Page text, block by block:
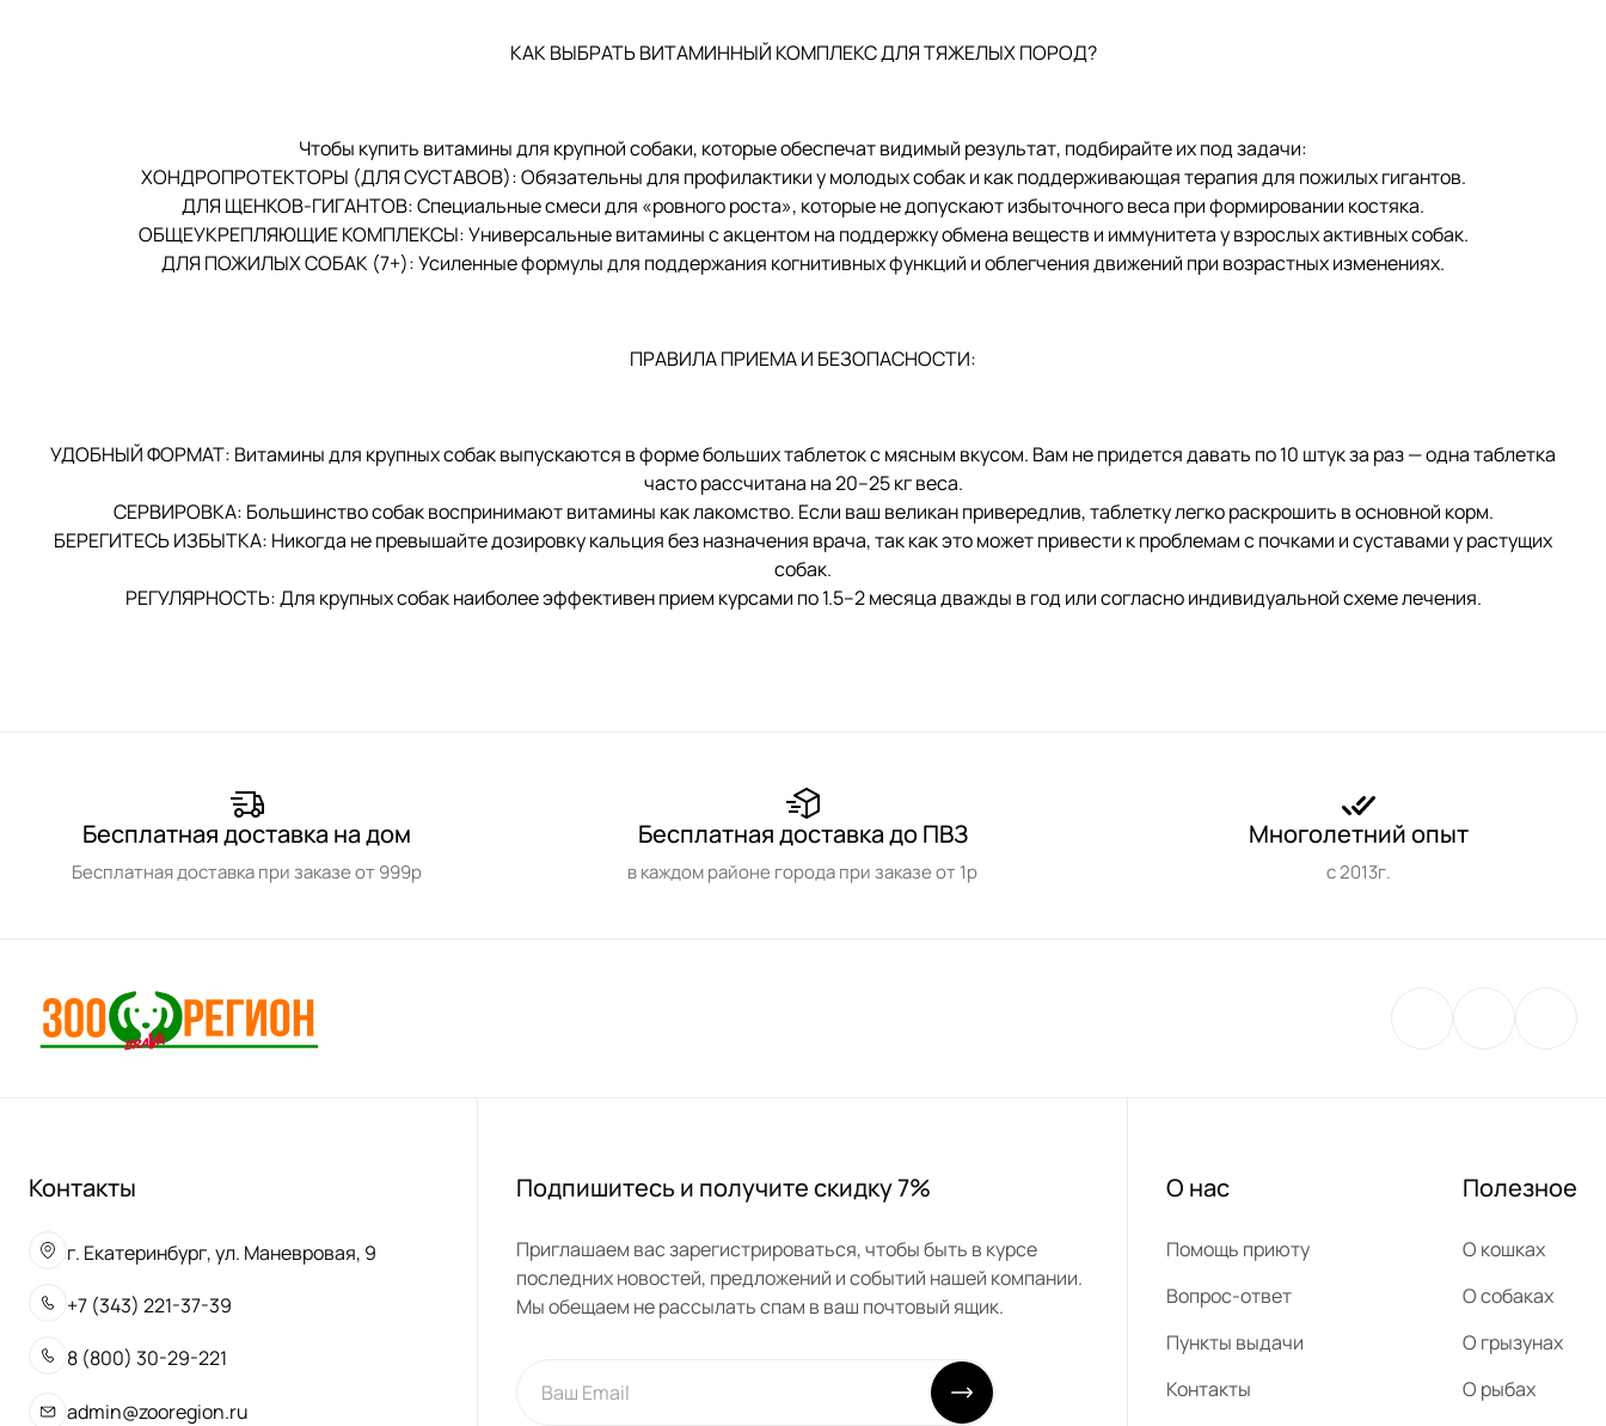
КАК ВЫБРАТЬ ВИТАМИННЫЙ КОМПЛЕКС ДЛЯ ТЯЖЕЛЫХ ПОРОД?
Чтобы купить витамины для крупной собаки, которые обеспечат видимый результат, подбирайте их под задачи:
ХОНДРОПРОТЕКТОРЫ (ДЛЯ СУСТАВОВ): Обязательны для профилактики у молодых собак и как поддерживающая терапия для пожилых гигантов.
ДЛЯ ЩЕНКОВ-ГИГАНТОВ: Специальные смеси для «ровного роста», которые не допускают избыточного веса при формировании костяка.
ОБЩЕУКРЕПЛЯЮЩИЕ КОМПЛЕКСЫ: Универсальные витамины с акцентом на поддержку обмена веществ и иммунитета у взрослых активных собак.
ДЛЯ ПОЖИЛЫХ СОБАК (7+): Усиленные формулы для поддержания когнитивных функций и облегчения движений при возрастных изменениях.
ПРАВИЛА ПРИЕМА И БЕЗОПАСНОСТИ:
УДОБНЫЙ ФОРМАТ: Витамины для крупных собак выпускаются в форме больших таблеток с мясным вкусом. Вам не придется давать по 10 штук за раз — одна таблетка
часто рассчитана на 20–25 кг веса.
СЕРВИРОВКА: Большинство собак воспринимают витамины как лакомство. Если ваш великан привередлив, таблетку легко раскрошить в основной корм.
БЕРЕГИТЕСЬ ИЗБЫТКА: Никогда не превышайте дозировку кальция без назначения врача, так как это может привести к проблемам с почками и суставами у растущих
собак.
РЕГУЛЯРНОСТЬ: Для крупных собак наиболее эффективен прием курсами по 1.5–2 месяца дважды в год или согласно индивидуальной схеме лечения.
Бесплатная доставка на дом
Бесплатная доставка при заказе от 999р
Бесплатная доставка до ПВЗ
в каждом районе города при заказе от 1р
Многолетний опыт
с 2013г.
Контакты
г. Екатеринбург, ул. Маневровая, 9
+7 (343) 221-37-39
8 (800) 30-29-221
admin@zooregion.ru
Подпишитесь и получите скидку 7%
Приглашаем вас зарегистрироваться, чтобы быть в курсе
последних новостей, предложений и событий нашей компании.
Мы обещаем не рассылать спам в ваш почтовый ящик.
О нас
Помощь приюту
Вопрос-ответ
Пункты выдачи
Контакты
Полезное
О кошках
О собаках
О грызунах
О рыбах